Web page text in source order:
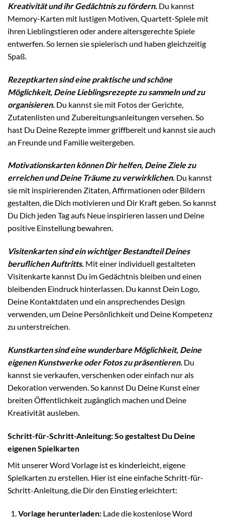
Kreativität und ihr Gedächtnis zu fördern. Du kannst
Memory-Karten mit lustigen Motiven, Quartett-Spiele mit
ihren Lieblingstieren oder andere altersgerechte Spiele
entwerfen. So lernen sie spielerisch und haben gleichzeitig
Spaß.
Rezeptkarten sind eine praktische und schöne
Möglichkeit, Deine Lieblingsrezepte zu sammeln und zu
organisieren. Du kannst sie mit Fotos der Gerichte,
Zutatenlisten und Zubereitungsanleitungen versehen. So
hast Du Deine Rezepte immer griffbereit und kannst sie auch
an Freunde und Familie weitergeben.
Motivationskarten können Dir helfen, Deine Ziele zu
erreichen und Deine Träume zu verwirklichen. Du kannst
sie mit inspirierenden Zitaten, Affirmationen oder Bildern
gestalten, die Dich motivieren und Dir Kraft geben. So kannst
Du Dich jeden Tag aufs Neue inspirieren lassen und Deine
positive Einstellung bewahren.
Visitenkarten sind ein wichtiger Bestandteil Deines
beruflichen Auftritts. Mit einer individuell gestalteten
Visitenkarte kannst Du im Gedächtnis bleiben und einen
bleibenden Eindruck hinterlassen. Du kannst Dein Logo,
Deine Kontaktdaten und ein ansprechendes Design
verwenden, um Deine Persönlichkeit und Deine Kompetenz
zu unterstreichen.
Kunstkarten sind eine wunderbare Möglichkeit, Deine
eigenen Kunstwerke oder Fotos zu präsentieren. Du
kannst sie verkaufen, verschenken oder einfach nur als
Dekoration verwenden. So kannst Du Deine Kunst einer
breiten Öffentlichkeit zugänglich machen und Deine
Kreativität ausleben.
Schritt-für-Schritt-Anleitung: So gestaltest Du Deine
eigenen Spielkarten
Mit unserer Word Vorlage ist es kinderleicht, eigene
Spielkarten zu erstellen. Hier ist eine einfache Schritt-für-
Schritt-Anleitung, die Dir den Einstieg erleichtert:
Vorlage herunterladen:Lade die kostenlose Word